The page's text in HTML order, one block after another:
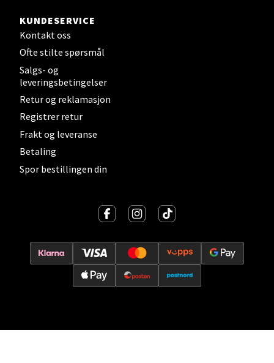
KUNDESERVICE
Kontakt oss
Ofte stilte spørsmål
Salgs- og
leveringsbetingelser
Retur og reklamasjon
Registrer retur
Frakt og leveranse
Betaling
Spor bestillingen din
Oslo - Thon Senter Storo
Vitaminveien 7 - 9, 0485 Oslo
Åpent i dag 10-21
Lillehammer - Strandtorget
Strandtorget, 2609 Lillehammer
Åpent i dag 09-20
0 i butikk